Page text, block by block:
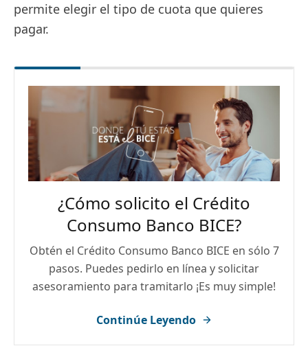
permite elegir el tipo de cuota que quieres
pagar.
¿Cómo solicito el Crédito
Consumo Banco BICE?
Obtén el Crédito Consumo Banco BICE en sólo 7
pasos. Puedes pedirlo en línea y solicitar
asesoramiento para tramitarlo ¡Es muy simple!
Continúe Leyendo